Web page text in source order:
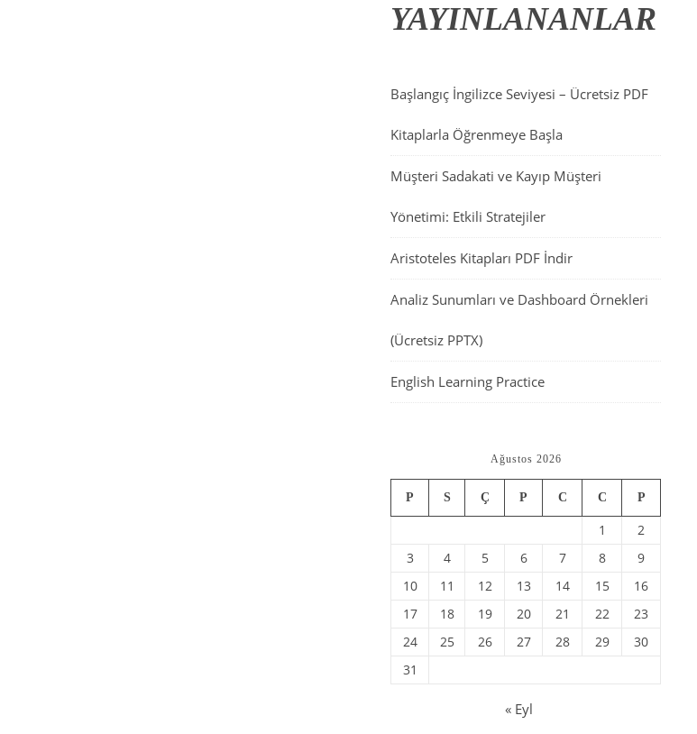
YAYINLANANLAR
Başlangıç İngilizce Seviyesi – Ücretsiz PDF
Kitaplarla Öğrenmeye Başla
Müşteri Sadakati ve Kayıp Müşteri
Yönetimi: Etkili Stratejiler
Aristoteles Kitapları PDF İndir
Analiz Sunumları ve Dashboard Örnekleri
(Ücretsiz PPTX)
English Learning Practice
Ağustos 2026
P S Ç P C C P
1
2
3
4 5 6 7 8
9
10
11 12 13 14 15
16
17
18 19 20 21 22
23
24
25 26 27 28 29
30
31
« Eyl